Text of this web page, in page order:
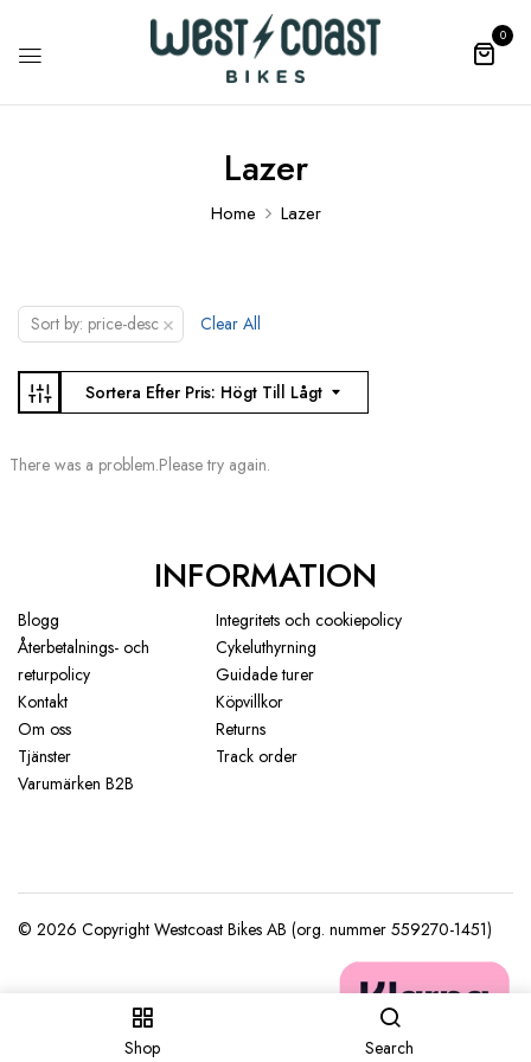
0
Shop Search
Lazer
Home Lazer
Sort by: price-desc × Clear All
Sortera Efter Pris: Högt Till Lågt
There was a problem.Please try again.
INFORMATION
Blogg
Integritets och cookiepolicy
Återbetalnings- och
returpolicy
Cykeluthyrning
Guidade turer
Kontakt
Köpvillkor
Om oss
Returns
Tjänster
Track order
Varumärken B2B